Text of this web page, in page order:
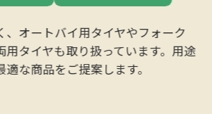
、オートバイ用タイヤやフォーク
用タイヤも取り扱っています。用途
な商品をご提案します。